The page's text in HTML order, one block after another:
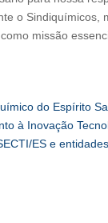
o Sindiquímicos,
missão
do Espírito
à Inovação
ES e